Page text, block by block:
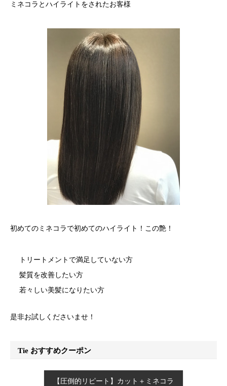
ミネコラとハイライトをされたお客様
初めてのミネコラで初めてのハイライト！この艶！
トリートメントで満足していない方
髪質を改善したい方
若々しい美髪になりたい方
是非お試しくださいませ！
Tie おすすめクーポン
【圧倒的リピート】カット＋ミネコラ